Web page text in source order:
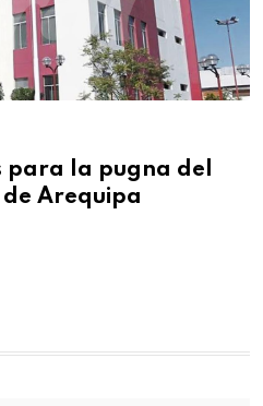
para la pugna del
Arequipa